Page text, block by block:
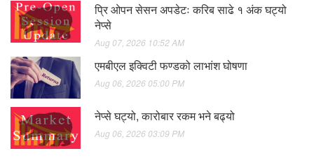
प्रि ओपन सेसन अपडेटः करिब साढे १ अंक घट्यो
नेप्से
Aug 07, 2026 10:52 AM
एमबीएल इक्विटी फण्डको लाभांश घोषणा
Aug 06, 2026 05:00 PM
नेप्से घट्यो, कारोबार रकम भने बढ्यो
Aug 06, 2026 03:09 PM